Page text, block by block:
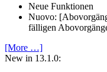
Neue Funktionen
Nuovo:
fälligen
[More …]
New in 13.1.0: